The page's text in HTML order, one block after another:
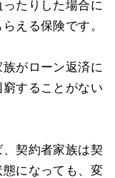
たりした場合に
える保険です。
がローン返済に
することがない
契約者家族は契
になっても、変